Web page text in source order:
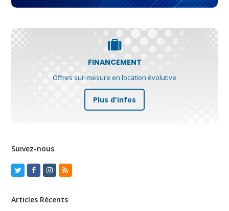
FINANCEMENT
Offres sur-mesure en location évolutive
Plus d'infos
Suivez-nous
TwitterFacebook
Instagram
RSS
Articles Récents